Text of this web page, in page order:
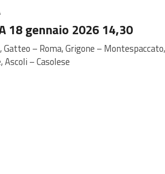
18 gennaio 2026 14,30
Gatteo – Roma, Grigone –
Ascoli – Casolese